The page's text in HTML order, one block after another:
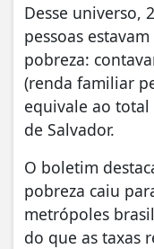
Desse universo,
pessoas
pobreza:
(renda familiar
equivale ao
de Salvador.
O boletim
pobreza caiu
metrópoles
do que as taxas